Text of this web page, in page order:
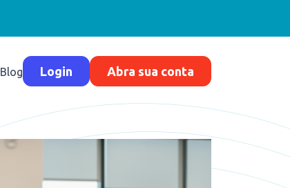
Blog Login Abra sua conta